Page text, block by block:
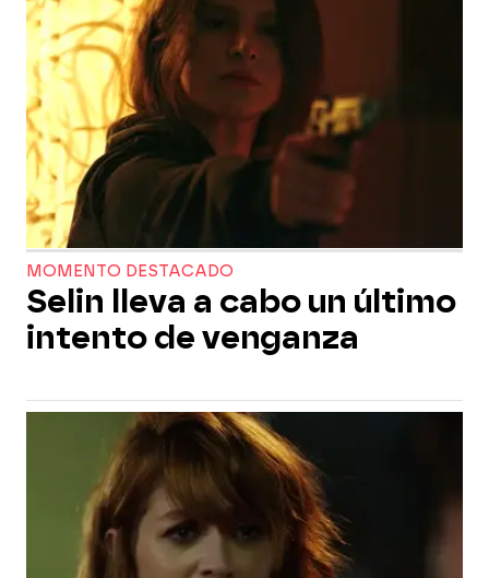
MOMENTO DESTACADO
Selin lleva a cabo un último
intento de venganza